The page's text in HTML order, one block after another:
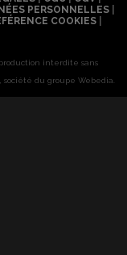
PERSONNELLES
COOKIES
interdite sans
société du groupe Webedia.